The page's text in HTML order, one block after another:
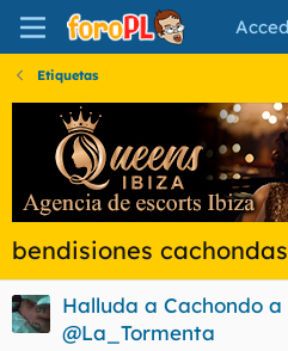
Etiquetas
bendisiones cachondas
Halluda a Cachondo
@La_Tormenta